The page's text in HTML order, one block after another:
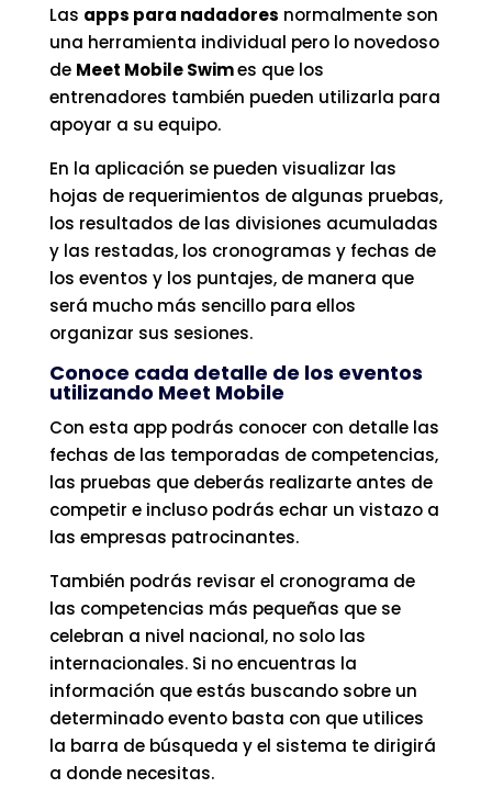
Las apps para nadadores normalmente son
una herramienta individual pero lo novedoso
de Meet Mobile Swimes que los
entrenadores también pueden utilizarla para
apoyar a su equipo.
En la aplicación se pueden visualizar las
hojas de requerimientos de algunas pruebas,
los resultados de las divisiones acumuladas
y las restadas, los cronogramas y fechas de
los eventos y los puntajes, de manera que
será mucho más sencillo para ellos
organizar sus sesiones.
Conoce cada detalle de los eventos
utilizando Meet Mobile
Con esta app podrás conocer con detalle las
fechas de las temporadas de competencias,
las pruebas que deberás realizarte antes de
competir e incluso podrás echar un vistazo a
las empresas patrocinantes.
También podrás revisar el cronograma de
las competencias más pequeñas que se
celebran a nivel nacional, no solo las
internacionales. Si no encuentras la
información que estás buscando sobre un
determinado evento basta con que utilices
la barra de búsqueda y el sistema te dirigirá
a donde necesitas.